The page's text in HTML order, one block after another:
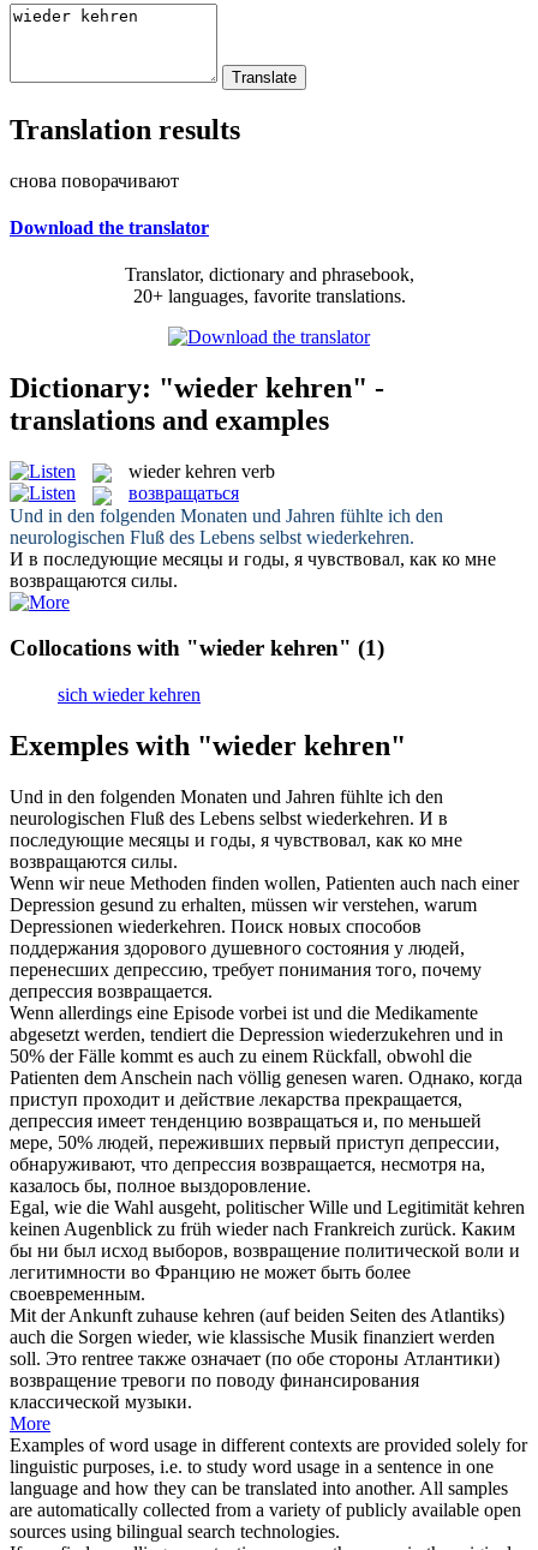
Translation results
снова поворачивают
Download the translator
Translator, dictionary and phrasebook,
20+ languages, favorite translations.
Dictionary: "wieder kehren" -
translations and examples
wieder kehren verb
возвращаться
Und in den folgenden Monaten und Jahren fühlte ich den
neurologischen Fluß des Lebens selbst wiederkehren.
И в последующие месяцы и годы, я чувствовал, как ко мне
возвращаются силы.
Collocations with "wieder kehren" (1)
sich wieder kehren
Exemples with "wieder kehren"
Und in den folgenden Monaten und Jahren fühlte ich den
neurologischen Fluß des Lebens selbst wiederkehren. И в
последующие месяцы и годы, я чувствовал, как ко мне
возвращаются силы.
Wenn wir neue Methoden finden wollen, Patienten auch nach einer
Depression gesund zu erhalten, müssen wir verstehen, warum
Depressionen wiederkehren. Поиск новых способов
поддержания здорового душевного состояния у людей,
перенесших депрессию, требует понимания того, почему
депрессия возвращается.
Wenn allerdings eine Episode vorbei ist und die Medikamente
abgesetzt werden, tendiert die Depression wiederzukehren und in
50% der Fälle kommt es auch zu einem Rückfall, obwohl die
Patienten dem Anschein nach völlig genesen waren. Однако, когда
приступ проходит и действие лекарства прекращается,
депрессия имеет тенденцию возвращаться и, по меньшей
мере, 50% людей, переживших первый приступ депрессии,
обнаруживают, что депрессия возвращается, несмотря на,
казалось бы, полное выздоровление.
Egal, wie die Wahl ausgeht, politischer Wille und Legitimität kehren
keinen Augenblick zu früh wiedernach Frankreich zurück. Каким
бы ни был исход выборов, возвращение политической воли и
легитимности во Францию не может быть более
своевременным.
Mit der Ankunft zuhause kehren (auf beiden Seiten des Atlantiks)
auch die Sorgen wieder, wie klassische Musik finanziert werden
soll. Это rentree также означает (по обе стороны Атлантики)
возвращение тревоги по поводу финансирования
классической музыки.
More
Examples of word usage in different contexts are provided solely for
linguistic purposes, i.e. to study word usage in a sentence in one
language and how they can be translated into another. All samples
are automatically collected from a variety of publicly available open
sources using bilingual search technologies.